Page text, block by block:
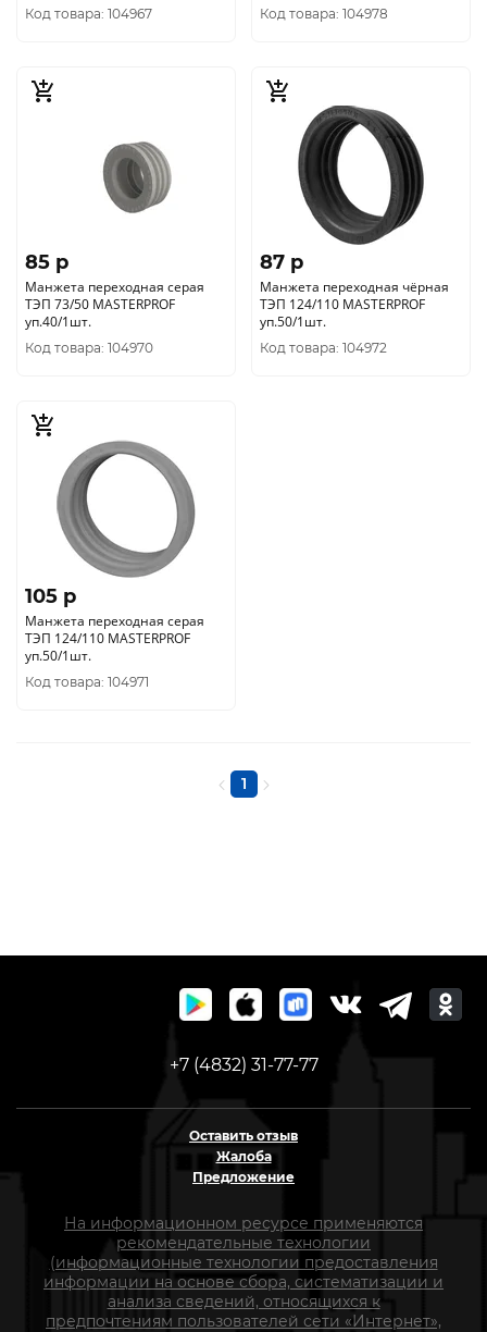
Код товара: 104967 Код товара: 104978
85 p
Манжета переходная серая
ТЭП 73/50 MASTERPROF
уп.40/1шт.
Код товара: 104970
87 p
Манжета переходная чёрная
ТЭП 124/110 MASTERPROF
уп.50/1шт.
Код товара: 104972
105 p
Манжета переходная серая
ТЭП 124/110 MASTERPROF
уп.50/1шт.
Код товара: 104971
1
+7 (4832) 31-77-77
Оставить отзыв
Жалоба
Предложение
На информационном ресурсе применяются
рекомендательные технологии
(информационные технологии предоставления
информации на основе сбора, систематизации и
анализа сведений, относящихся к
предпочтениям пользователей сети «Интернет»,